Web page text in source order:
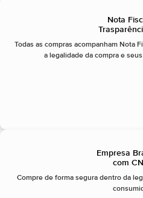
Nota
Todas as compras acompanham Nota
a legalidade da compra e
Empresa
com
Compre de forma segura dentro da